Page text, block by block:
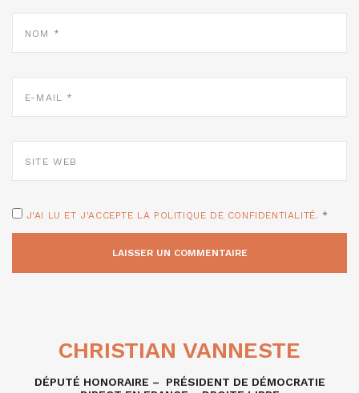
MAIL
WEB
J'AI LU ET J'ACCEPTE LA POLITIQUE DE CONFIDENTIALITÉ. *
CHRISTIAN VANNESTE
DÉPUTÉ HONORAIRE – PRÉSIDENT DE DÉMOCRATIE